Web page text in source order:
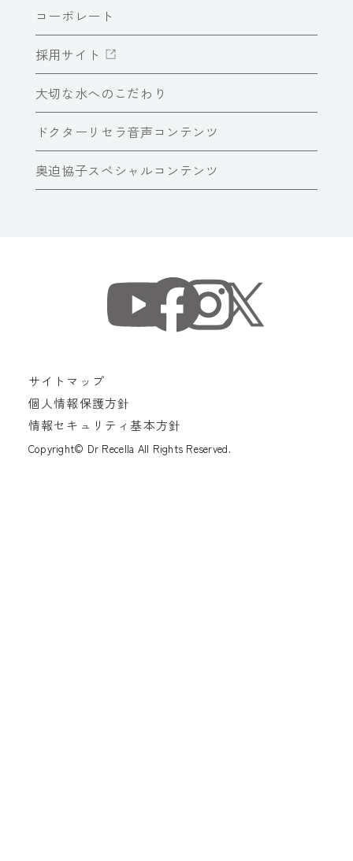
コーポレート
採用サイト
大切な水へのこだわり
ドクターリセラ音声コンテンツ
奥迫協子スペシャルコンテンツ
サイトマップ
個人情報保護方針
情報セキュリティ基本方針
Copyright© Dr Recella All Rights Reserved.